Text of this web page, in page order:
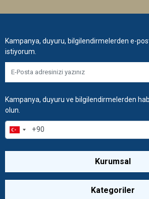
Kampanya, duyuru, bilgilendirmelerden e-
istiyorum.
Kampanya, duyuru ve bilgilendirmelerden
olun.
Kurumsal
Kategoriler